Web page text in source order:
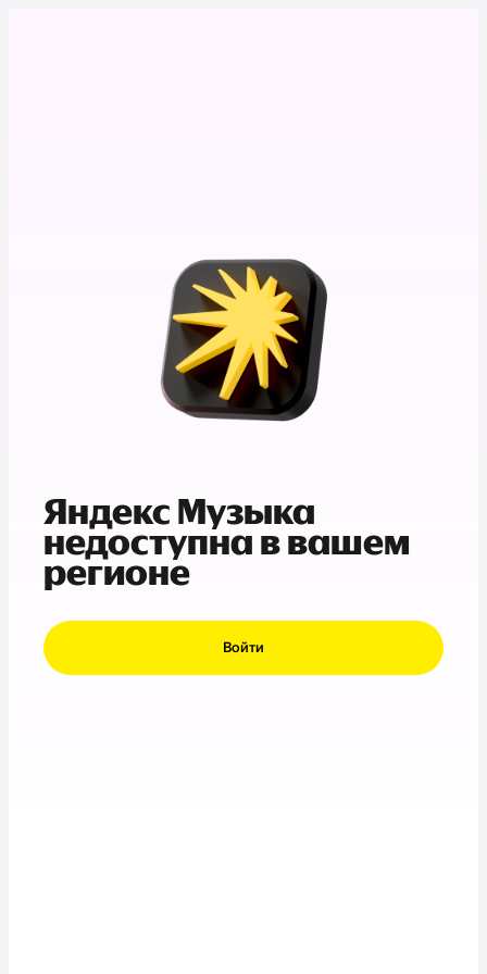
Яндекс Музыка
недоступна в вашем
регионе
Войти